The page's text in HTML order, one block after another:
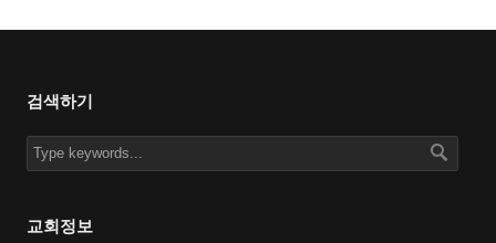
검색하기
교회정보